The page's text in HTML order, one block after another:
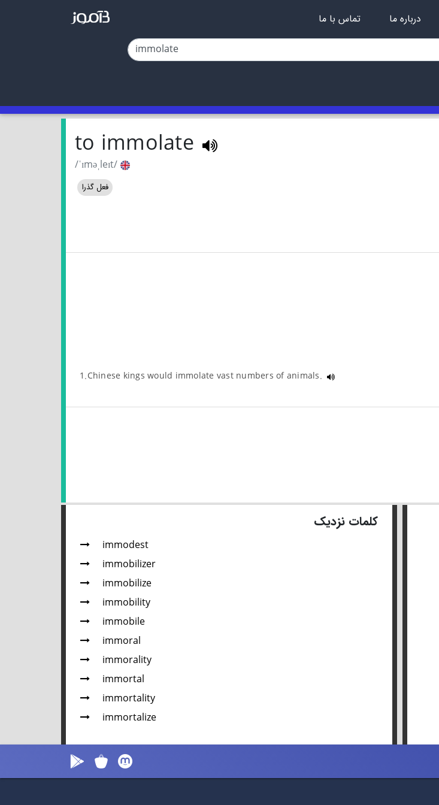
درباره ما تماس با ما
to immolate
/ˈɪməˌleɪt/
فعل گذرا
1.Chinese kings would immolate vast numbers of animals.
کلمات نزدیک
immodest
immobilizer
immobilize
immobility
immobile
immoral
immorality
immortal
immortality
immortalize